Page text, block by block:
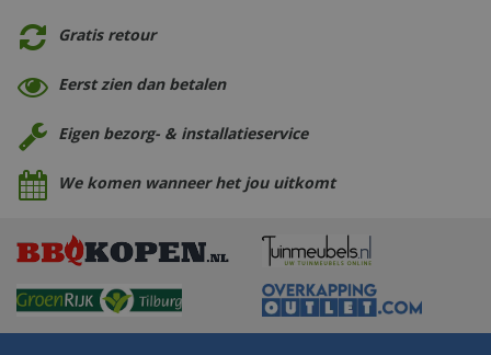
Gratis retour
Eerst zien dan betalen
Eigen bezorg- & installatieservice
We komen wanneer het jou uitkomt